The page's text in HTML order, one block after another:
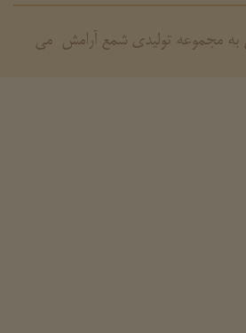
به مجموعه تولیدی شمع آرامش می